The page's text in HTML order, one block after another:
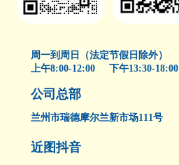
周一到周日（法定节假日除外）
上午8:00-12:00 下午13:30-18:00
公司总部
兰州市瑞德摩尔兰新市场111号
近图抖音